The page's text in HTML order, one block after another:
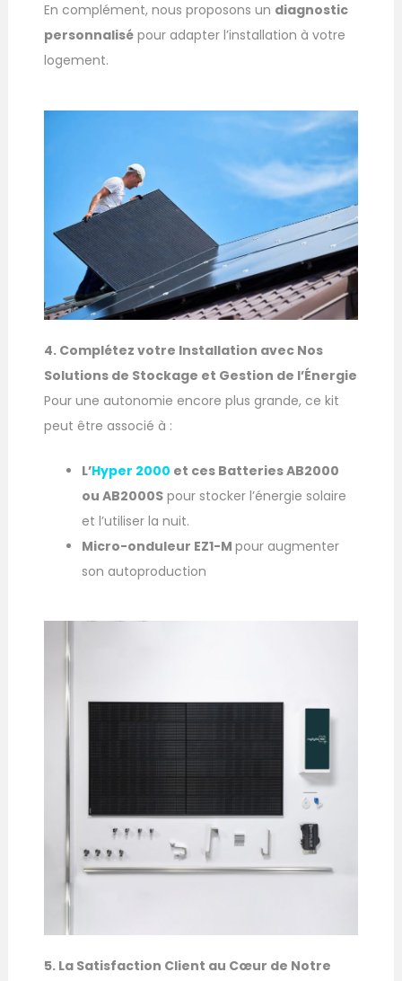
En complément, nous proposons un diagnostic
personnalisé pour adapter l’installation à votre
logement.
4. Complétez votre Installation avec Nos
Solutions de Stockage et Gestion de l’Énergie
Pour une autonomie encore plus grande, ce kit
peut être associé à :
L’Hyper 2000 et ces Batteries AB2000
ou AB2000S pour stocker l’énergie solaire
et l’utiliser la nuit.
Micro-onduleur EZ1-Mpour augmenter
son autoproduction
5. La Satisfaction Client au Cœur de Notre